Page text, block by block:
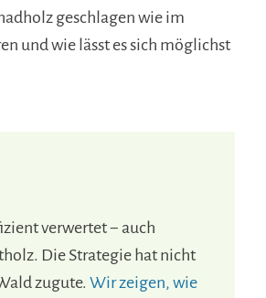
geschlagen wie im
und wie lässt es sich möglichst
verwertet − auch
Die Strategie hat nicht
zugute. Wir zeigen, wie